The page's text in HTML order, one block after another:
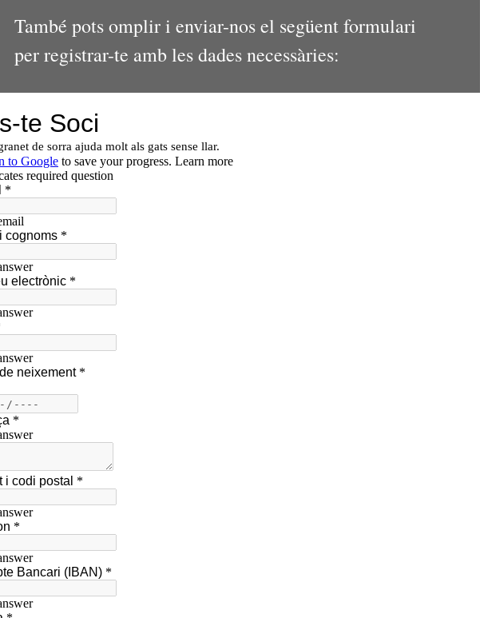
També pots omplir i enviar-nos el següent formulari
per registrar-te amb les dades necessàries: